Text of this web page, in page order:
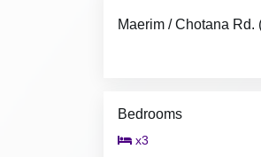
Maerim / Chotana Rd.
Bedrooms
x3